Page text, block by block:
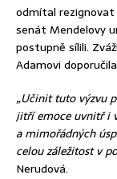
odmítal rezignovat
senát Mendelovy
postupně sílili.
Adamovi
„Učinit tuto výzvu
jitří emoce uvnitř i
a mimořádných
celou záležitost v
Nerudová.